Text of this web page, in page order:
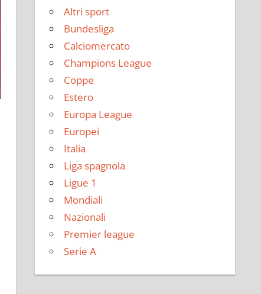
Altri sport
Bundesliga
Calciomercato
Champions League
Coppe
Estero
Europa League
Europei
Italia
Liga spagnola
Ligue 1
Mondiali
Nazionali
Premier league
Serie A